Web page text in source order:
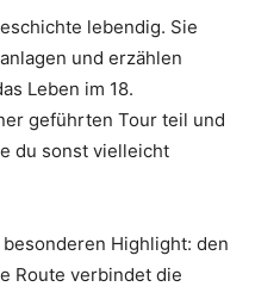
lebendig. Sie
und erzählen
Leben im 18.
geführten Tour teil und
du sonst vielleicht
Highlight: den
Route verbindet die